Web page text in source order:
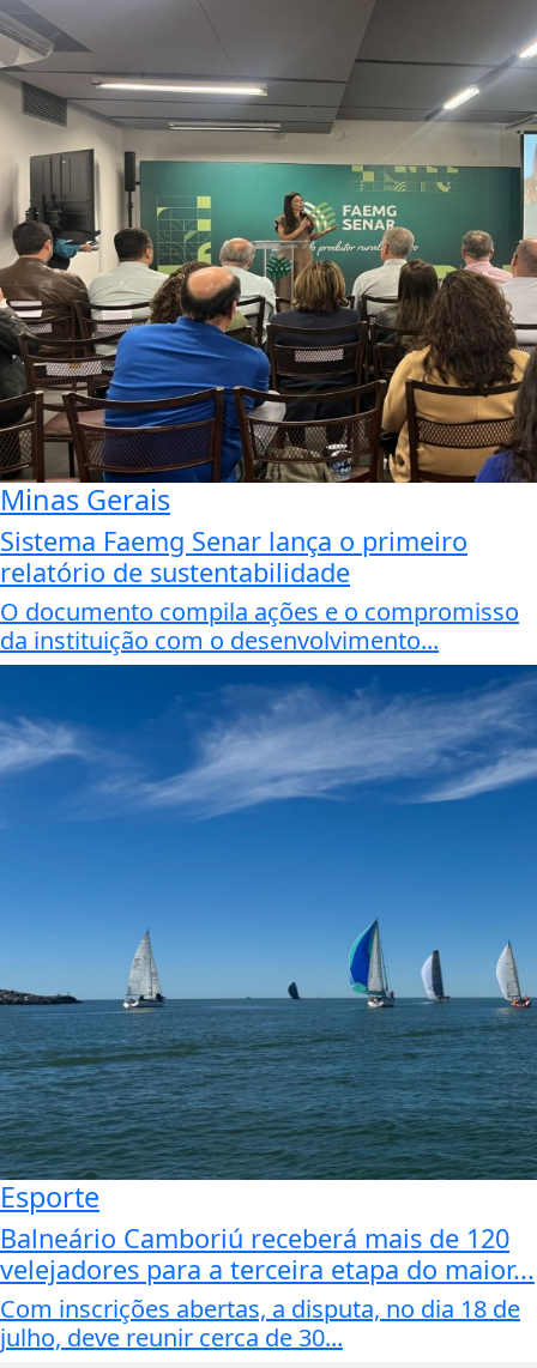
Minas Gerais
Sistema Faemg Senar lança o primeiro
relatório de sustentabilidade
O documento compila ações e o compromisso
da instituição com o desenvolvimento...
Esporte
Balneário Camboriú receberá mais de 120
velejadores para a terceira etapa do maior...
Com inscrições abertas, a disputa, no dia 18 de
julho, deve reunir cerca de 30...